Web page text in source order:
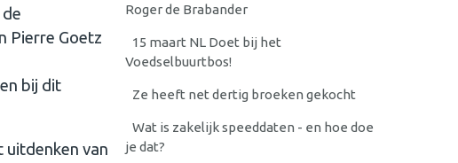
Pierre Goetz
bij dit
uitdenken van
Roger de Brabander
15 maart NL Doet bij het
Voedselbuurtbos!
Ze heeft net dertig broeken gekocht
Wat is zakelijk speeddaten - en hoe doe
je dat?